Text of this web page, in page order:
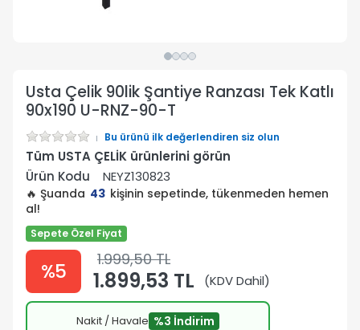
Usta Çelik 90lik Şantiye Ranzası Tek Katlı
90x190 U-RNZ-90-T
Bu ürünü ilk değerlendiren siz olun
Tüm USTA ÇELİK ürünlerini görün
Ürün Kodu
NEYZ130823
🔥 Şuanda 43 kişinin sepetinde, tükenmeden hemen
al!
Sepete Özel Fiyat
%5 1.999,50 TL
1.899,53 TL (KDV Dahil)
Nakit / Havale %3 İndirim